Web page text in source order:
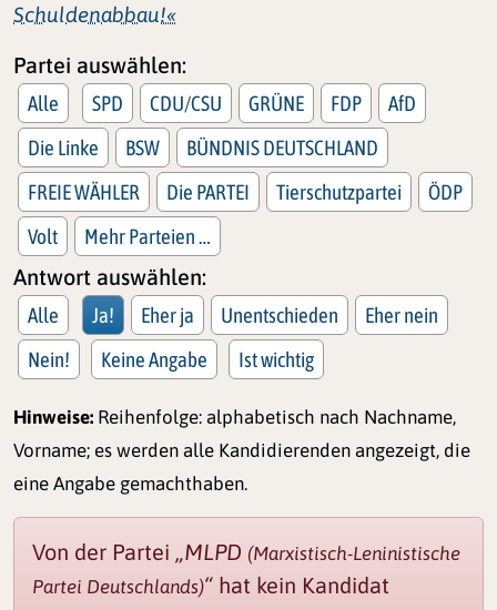
Schuldenabbau!«
Partei auswählen:
Alle SPD CDU/CSU GRÜNE FDP
AfD
Die Linke
BSW
BÜNDNIS DEUTSCHLAND
FREIE WÄHLER
Die PARTEI Tierschutzpartei
ÖDP
Volt
Mehr Parteien …
Antwort auswählen:
Alle Ja! Eher ja Unentschieden
Eher nein
Nein!
Keine Angabe Ist wichtig
Hinweise: Reihenfolge: alphabetisch nach Nachname,
Vorname; es werden alle Kandidierenden angezeigt, die
eine Angabe gemachthaben.
Von der Partei „MLPD (Marxistisch-Leninistische
Partei Deutschlands)“ hat kein Kandidat